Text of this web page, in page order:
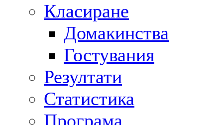
Класиране
Домакинства
Гостувания
Резултати
Статистика
Програма